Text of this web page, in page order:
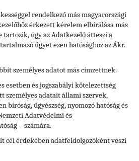
rendelkező más magyarországi
érkezett kérelem elbírálása más
tartozik, úgy az Adatkezelő átteszi a
ügyet ezen hatósághoz az Ákr.
személyes adatot más címzettnek.
esetben és jogszabályi kötelezettség
személyes adatait állami szervek,
bíróság, ügyészség, nyomozó hatóság és
Adatvédelmi és
– számára.
cél érdekében adatfeldolgozóként veszi